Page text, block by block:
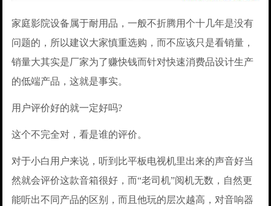
家庭影院设备属于耐用品，一般不折腾用个十几年是没有
问题的，所以建议大家慎重选购，而不应该只是看销量，
销量大其实是厂家为了赚快钱而针对快速消费品设计生产
的低端产品，这就是事实。
用户评价好的就一定好吗?
这个不完全对，看是谁的评价。
对于小白用户来说，听到比平板电视机里出来的声音好当
然就会评价这款音箱很好，而“老司机”阅机无数，自然更
能听出不同产品的区别，而且他玩的层次越高，对音响器